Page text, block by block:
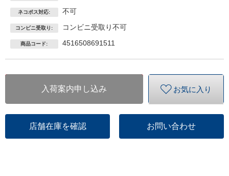
ネコポス対応: 不可
コンビニ受取り: コンビニ受取り不可
商品コード: 4516508691511
入荷案内申し込み お気に入り
店舗在庫を確認 お問い合わせ